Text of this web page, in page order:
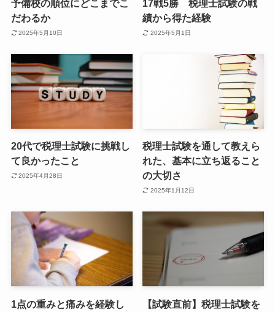
予備校の順位にどこまでこ
だわるか
2025年5月10日
17戦5勝 税理士試験の戦
績から得た経験
2025年5月1日
20代で税理士試験に挑戦し
て良かったこと
2025年4月28日
税理士試験を通して教えら
れた、基本に立ち返ること
の大切さ
2025年1月12日
1点の重みと痛みを経験し
【試験直前】税理士試験を